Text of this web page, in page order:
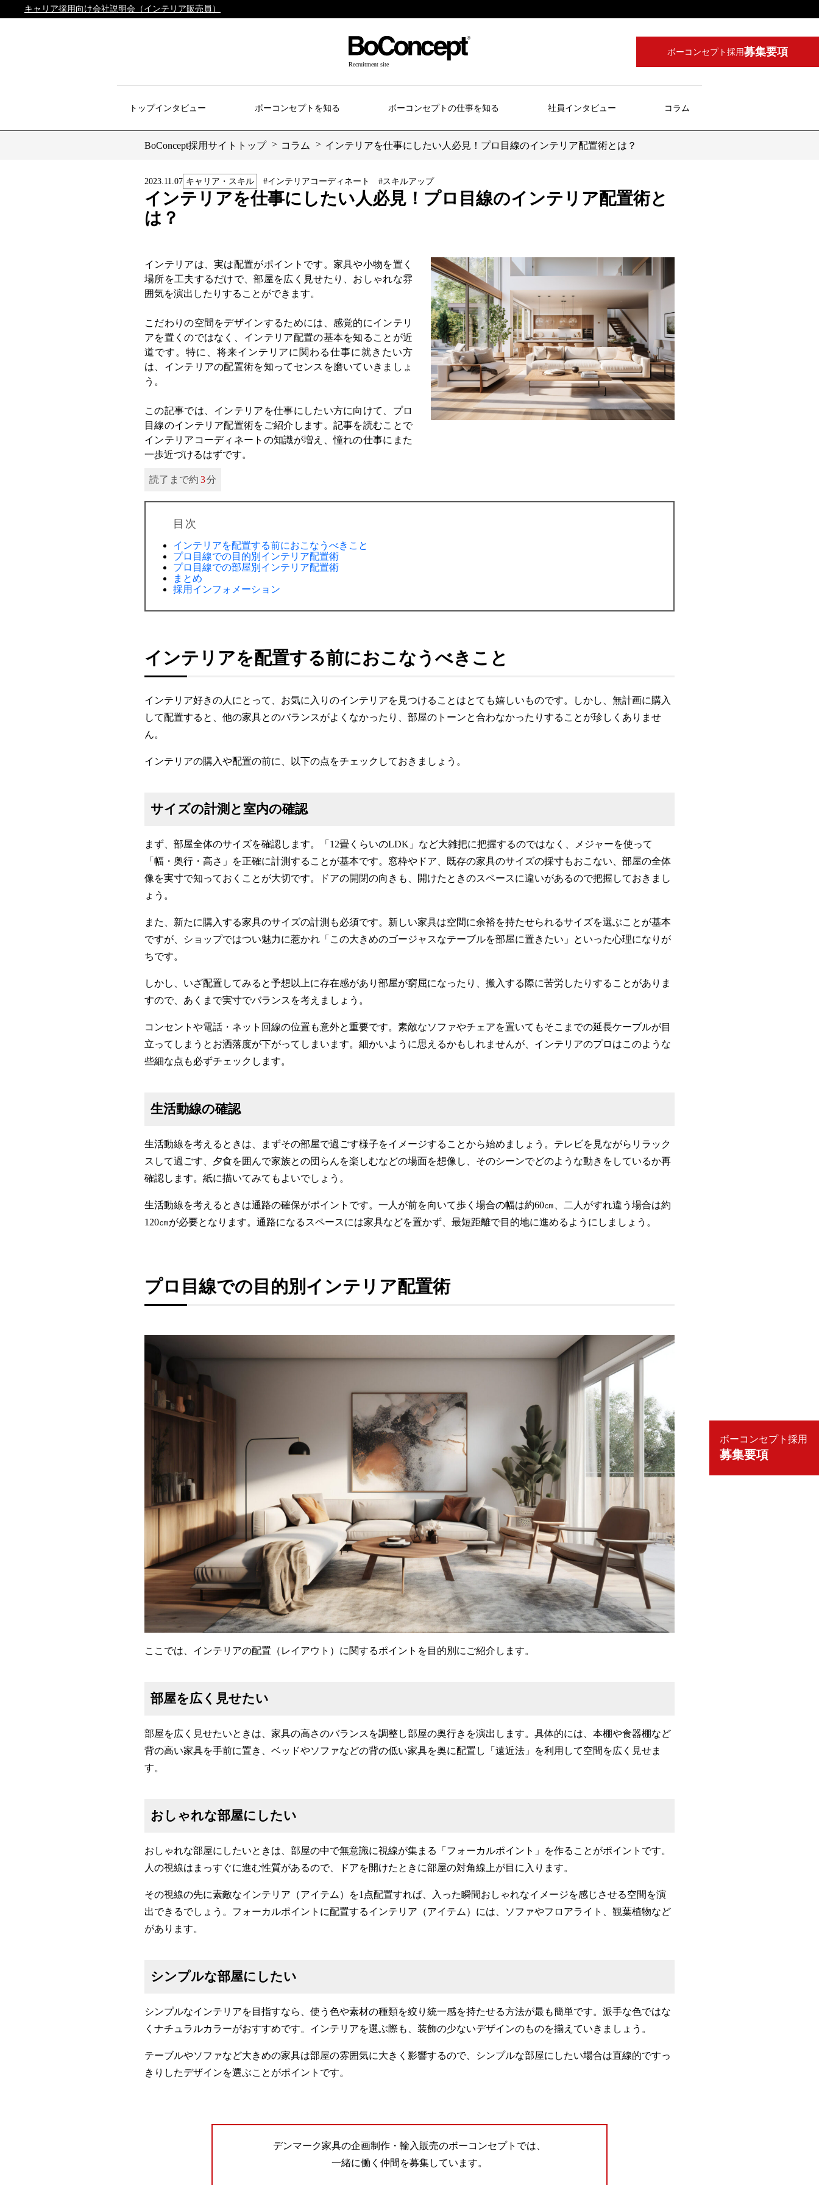
キャリア採用向け会社説明会（インテリア販売員）
Recruitment site
ボーコンセプト採用募集要項
トップインタビュー ボーコンセプトを知る ボーコンセプトの仕事を知る 社員インタビュー コラム
ボーコンセプト採用
募集要項
BoConcept採用サイトトップ コラム インテリアを仕事にしたい人必見！プロ目線のインテリア配置術とは？
2023.11.07 キャリア・スキル #インテリアコーディネート #スキルアップ
インテリアを仕事にしたい人必見！プロ目線のインテリア配置術と
は？
インテリアは、実は配置がポイントです。家具や小物を置く
場所を工夫するだけで、部屋を広く見せたり、おしゃれな雰
囲気を演出したりすることができます。
こだわりの空間をデザインするためには、感覚的にインテリ
アを置くのではなく、インテリア配置の基本を知ることが近
道です。特に、将来インテリアに関わる仕事に就きたい方
は、インテリアの配置術を知ってセンスを磨いていきましょ
う。
この記事では、インテリアを仕事にしたい方に向けて、プロ
目線のインテリア配置術をご紹介します。記事を読むことで
インテリアコーディネートの知識が増え、憧れの仕事にまた
一歩近づけるはずです。
読了まで約 3分
目次
インテリアを配置する前におこなうべきこと
プロ目線での目的別インテリア配置術
プロ目線での部屋別インテリア配置術
まとめ
採用インフォメーション
インテリアを配置する前におこなうべきこと
インテリア好きの人にとって、お気に入りのインテリアを見つけることはとても嬉しいものです。しかし、無計画に購入
して配置すると、他の家具とのバランスがよくなかったり、部屋のトーンと合わなかったりすることが珍しくありませ
ん。
インテリアの購入や配置の前に、以下の点をチェックしておきましょう。
サイズの計測と室内の確認
まず、部屋全体のサイズを確認します。「12畳くらいのLDK」など大雑把に把握するのではなく、メジャーを使って
「幅・奥行・高さ」を正確に計測することが基本です。窓枠やドア、既存の家具のサイズの採寸もおこない、部屋の全体
像を実寸で知っておくことが大切です。ドアの開閉の向きも、開けたときのスペースに違いがあるので把握しておきまし
ょう。
また、新たに購入する家具のサイズの計測も必須です。新しい家具は空間に余裕を持たせられるサイズを選ぶことが基本
ですが、ショップではつい魅力に惹かれ「この大きめのゴージャスなテーブルを部屋に置きたい」といった心理になりが
ちです。
しかし、いざ配置してみると予想以上に存在感があり部屋が窮屈になったり、搬入する際に苦労したりすることがありま
すので、あくまで実寸でバランスを考えましょう。
コンセントや電話・ネット回線の位置も意外と重要です。素敵なソファやチェアを置いてもそこまでの延長ケーブルが目
立ってしまうとお洒落度が下がってしまいます。細かいように思えるかもしれませんが、インテリアのプロはこのような
些細な点も必ずチェックします。
生活動線の確認
生活動線を考えるときは、まずその部屋で過ごす様子をイメージすることから始めましょう。テレビを見ながらリラック
スして過ごす、夕食を囲んで家族との団らんを楽しむなどの場面を想像し、そのシーンでどのような動きをしているか再
確認します。紙に描いてみてもよいでしょう。
生活動線を考えるときは通路の確保がポイントです。一人が前を向いて歩く場合の幅は約60㎝、二人がすれ違う場合は約
120㎝が必要となります。通路になるスペースには家具などを置かず、最短距離で目的地に進めるようにしましょう。
プロ目線での目的別インテリア配置術
ここでは、インテリアの配置（レイアウト）に関するポイントを目的別にご紹介します。
部屋を広く見せたい
部屋を広く見せたいときは、家具の高さのバランスを調整し部屋の奥行きを演出します。具体的には、本棚や食器棚など
背の高い家具を手前に置き、ベッドやソファなどの背の低い家具を奥に配置し「遠近法」を利用して空間を広く見せま
す。
おしゃれな部屋にしたい
おしゃれな部屋にしたいときは、部屋の中で無意識に視線が集まる「フォーカルポイント」を作ることがポイントです。
人の視線はまっすぐに進む性質があるので、ドアを開けたときに部屋の対角線上が目に入ります。
その視線の先に素敵なインテリア（アイテム）を1点配置すれば、入った瞬間おしゃれなイメージを感じさせる空間を演
出できるでしょう。フォーカルポイントに配置するインテリア（アイテム）には、ソファやフロアライト、観葉植物など
があります。
シンプルな部屋にしたい
シンプルなインテリアを目指すなら、使う色や素材の種類を絞り統一感を持たせる方法が最も簡単です。派手な色ではな
くナチュラルカラーがおすすめです。インテリアを選ぶ際も、装飾の少ないデザインのものを揃えていきましょう。
テーブルやソファなど大きめの家具は部屋の雰囲気に大きく影響するので、シンプルな部屋にしたい場合は直線的ですっ
きりしたデザインを選ぶことがポイントです。
デンマーク家具の企画制作・輸入販売のボーコンセプトでは、
一緒に働く仲間を募集しています。